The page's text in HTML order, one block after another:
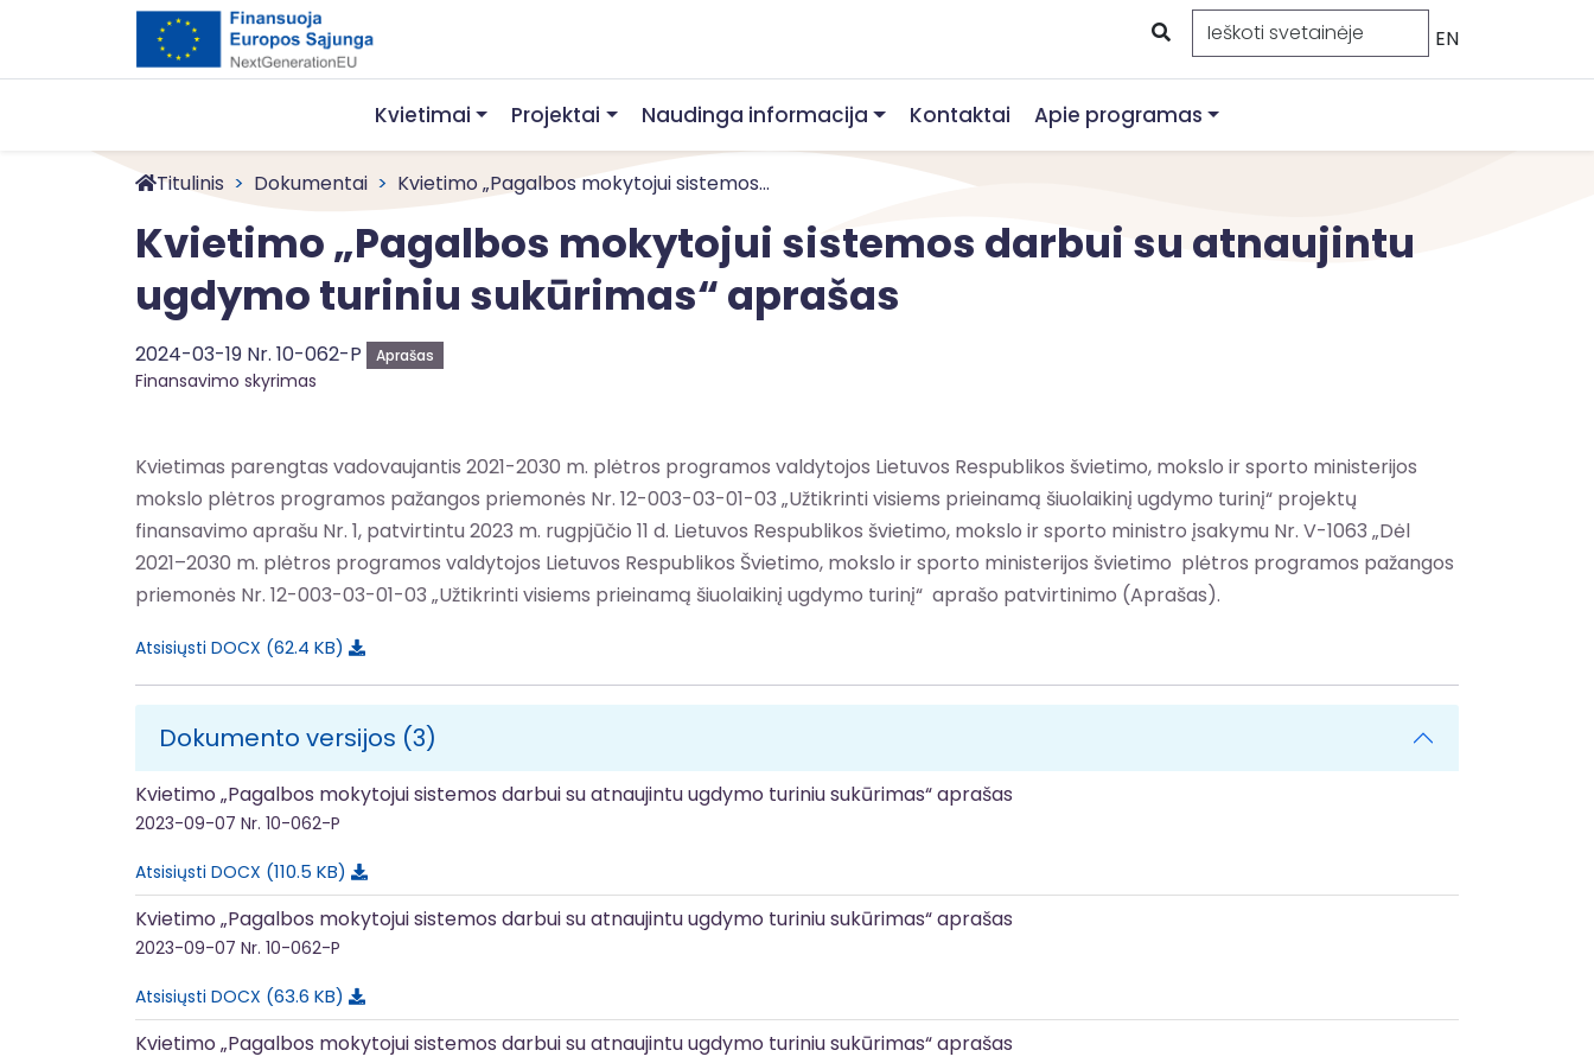
EN
Kvietimai Projektai Naudinga informacija Kontaktai Apie programas
Titulinis Dokumentai Kvietimo „Pagalbos mokytojui sistemos...
Kvietimo „Pagalbos mokytojui sistemos darbui su atnaujintu
ugdymo turiniu sukūrimas“ aprašas
2024-03-19 Nr. 10-062-P Aprašas
Finansavimo skyrimas
Kvietimas parengtas vadovaujantis 2021-2030 m. plėtros programos valdytojos Lietuvos Respublikos švietimo, mokslo ir sporto ministerijos
mokslo plėtros programos pažangos priemonės Nr. 12-003-03-01-03 „Užtikrinti visiems prieinamą šiuolaikinį ugdymo turinį“ projektų
finansavimo aprašu Nr. 1, patvirtintu 2023 m. rugpjūčio 11 d. Lietuvos Respublikos švietimo, mokslo ir sporto ministro įsakymu Nr. V-1063 „Dėl
2021–2030 m. plėtros programos valdytojos Lietuvos Respublikos Švietimo, mokslo ir sporto ministerijos švietimo plėtros programos pažangos
priemonės Nr. 12-003-03-01-03 „Užtikrinti visiems prieinamą šiuolaikinį ugdymo turinį“ aprašo patvirtinimo (Aprašas).
Atsisiųsti DOCX 62.4 KB
Dokumento versijos (3)
Kvietimo „Pagalbos mokytojui sistemos darbui su atnaujintu ugdymo turiniu sukūrimas“ aprašas
2023-09-07 Nr. 10-062-P
Atsisiųsti DOCX 110.5 KB
Kvietimo „Pagalbos mokytojui sistemos darbui su atnaujintu ugdymo turiniu sukūrimas“ aprašas
2023-09-07 Nr. 10-062-P
Atsisiųsti DOCX 63.6 KB
Kvietimo „Pagalbos mokytojui sistemos darbui su atnaujintu ugdymo turiniu sukūrimas“ aprašas